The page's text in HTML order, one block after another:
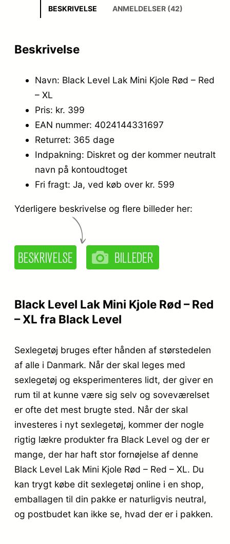
BESKRIVELSE ANMELDELSER (42)
Beskrivelse
Navn: Black Level Lak Mini Kjole Rød – Red
– XL
Pris: kr. 399
EAN nummer: 4024144331697
Returret: 365 dage
Indpakning: Diskret og der kommer neutralt
navn på kontoudtoget
Fri fragt: Ja, ved køb over kr. 599
Yderligere beskrivelse og flere billeder her:
Black Level Lak Mini Kjole Rød – Red
– XL fra Black Level
Sexlegetøj bruges efter hånden af størstedelen
af alle i Danmark. Når der skal leges med
sexlegetøj og eksperimenteres lidt, der giver en
rum til at kunne være sig selv og soveværelset
er ofte det mest brugte sted. Når der skal
investeres i nyt sexlegetøj, kommer der nogle
rigtig lækre produkter fra Black Level og der er
mange, der har haft stor fornøjelse af denne
Black Level Lak Mini Kjole Rød – Red – XL. Du
kan trygt købe dit sexlegetøj online i en shop,
emballagen til din pakke er naturligvis neutral,
og postbudet kan ikke se, hvad der er i pakken.